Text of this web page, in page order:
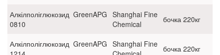
Алкілполіглюкозид GreenAPG
0810
Shanghai Fine
Chemical
бочка 220кг
Алкілполіглюкозид GreenAPG Shanghai Fine бочка 220кг